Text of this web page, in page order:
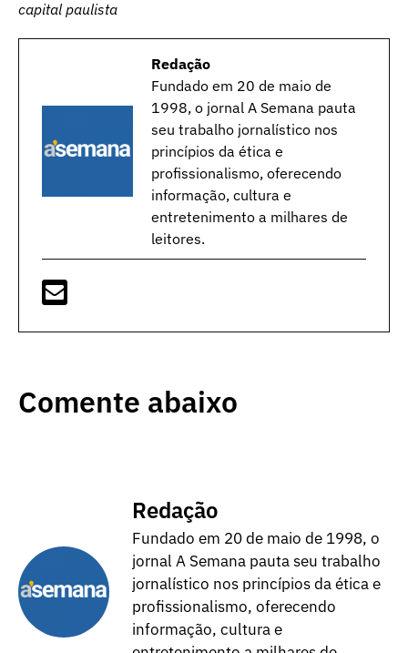
capital paulista
Redação
Fundado em 20 de maio de
1998, o jornal A Semana pauta
seu trabalho jornalístico nos
princípios da ética e
profissionalismo, oferecendo
informação, cultura e
entretenimento a milhares de
leitores.
Comente abaixo
Redação
Fundado em 20 de maio de 1998, o
jornal A Semana pauta seu trabalho
jornalístico nos princípios da ética e
profissionalismo, oferecendo
informação, cultura e